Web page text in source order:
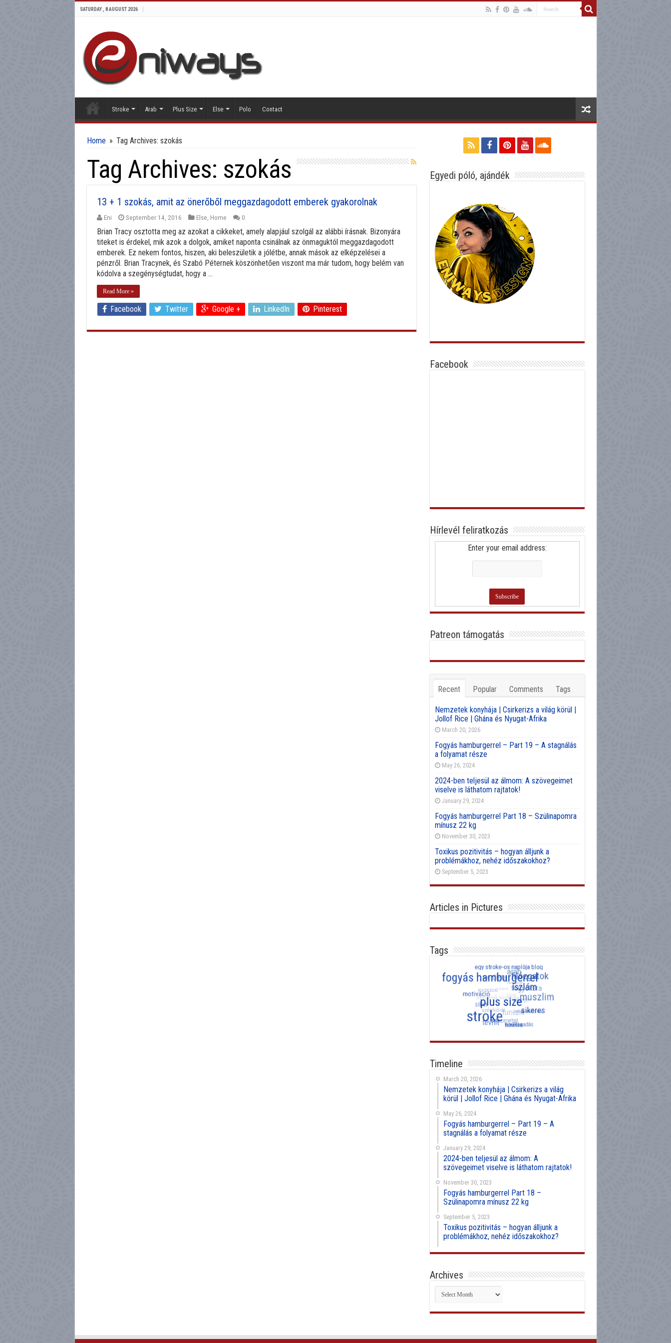
SATURDAY , 8 AUGUST 2026
Stroke Arab Plus Size Else Polo Contact
Home » Tag Archives: szokás
Tag Archives: szokás
13 + 1 szokás, amit az önerőből meggazdagodott emberek gyakorolnak
Eni September 14, 2016 Else Home 0
Brian Tracy osztotta meg az azokat a cikkeket, amely alapjául szolgál az alábbi írásnak. Bizonyára
titeket is érdekel, mik azok a dolgok, amiket naponta csinálnak az önmaguktól meggazdagodott
emberek. Ez nekem fontos, hiszen, aki beleszületik a jólétbe, annak mások az elképzelései a
pénzről. Brian Tracynek, és Szabó Péternek köszönhetően viszont ma már tudom, hogy belém van
kódolva a szegénységtudat, hogy a ...
Read More »
Facebook Twitter Google + LinkedIn Pinterest
Egyedi póló, ajándék
Facebook
Hírlevél feliratkozás
Enter your email address:
Patreon támogatás
Recent Popular Comments Tags
Nemzetek konyhája | Csirkerizs a világ körül |
Jollof Rice | Ghána és Nyugat-Afrika
March 20, 2026
Fogyás hamburgerrel – Part 19 – A stagnálás
a folyamat része
May 26, 2024
2024-ben teljesül az álmom: A szövegeimet
viselve is láthatom rajtatok!
January 29, 2024
Fogyás hamburgerrel Part 18 – Szülinapomra
mínusz 22 kg
November 30, 2023
Toxikus pozitivitás – hogyan álljunk a
problémákhoz, nehéz időszakokhoz?
September 5, 2023
Articles in Pictures
Tags
Timeline
March 20, 2026
Nemzetek konyhája | Csirkerizs a világ
körül | Jollof Rice | Ghána és Nyugat-Afrika
May 26, 2024
Fogyás hamburgerrel – Part 19 – A
stagnálás a folyamat része
January 29, 2024
2024-ben teljesül az álmom: A
szövegeimet viselve is láthatom rajtatok!
November 30, 2023
Fogyás hamburgerrel Part 18 –
Szülinapomra mínusz 22 kg
September 5, 2023
Toxikus pozitivitás – hogyan álljunk a
problémákhoz, nehéz időszakokhoz?
Archives
Archives